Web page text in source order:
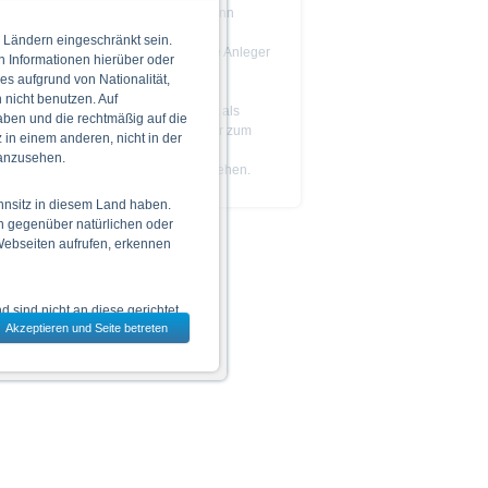
Das Produkt ist nicht einfach und kann
schwer zu verstehen sein.
Es wird empfohlen, dass potenzielle Anleger
Prospekt
lesen, bevor sie eine
Anlageentscheidung treffen.
Die Billigung des Prospekts ist nicht als
Befürwortung der angebotenen oder zum
Handel an einem geregelten Markt
zugelassenen Wertpapiere zu verstehen.
eingeschränkt sein.
Informationen hierüber oder
aufgrund von Nationalität,
benutzen. Auf
und die rechtmäßig auf die
einem anderen, nicht in der
in diesem Land haben.
gegenüber natürlichen oder
aufrufen, erkennen
sind nicht an diese gerichtet.
jeweils ausgewählten Land
den Wertpapieren
Endgültigen
das allein verbindliche
einer Anlageentscheidung
Akzeptieren und Seite betreten